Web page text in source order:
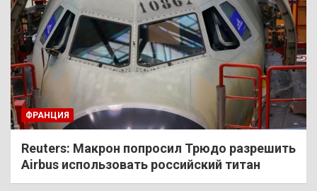
ФРАНЦИЯ
Reuters: Макрон попросил Трюдо разрешить
Airbus использовать российский титан